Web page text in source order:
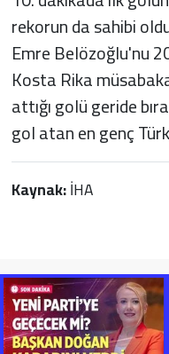
rekorun da sahibi
Emre Belözoğlu'nu
Kosta Rika
attığı golü geride
gol atan en genç
Kaynak:İHA